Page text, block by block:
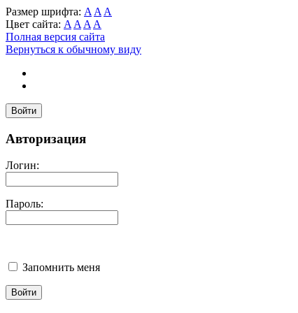
Размер шрифта: A A A
Цвет сайта: A A A A
Полная версия сайта
Вернуться к обычному виду
Войти
Авторизация
Логин:
Пароль:
Запомнить меня